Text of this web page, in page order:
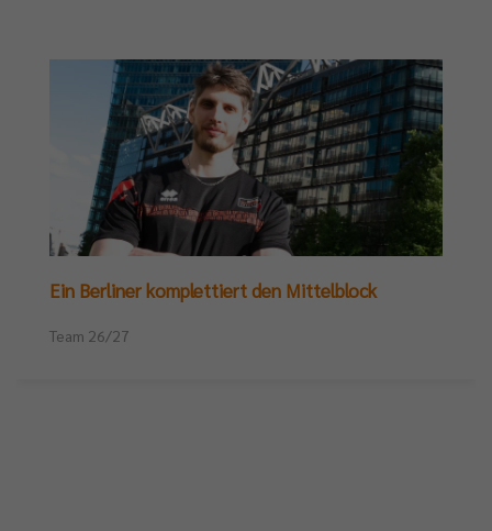
Ein Berliner komplettiert den Mittelblock
Team 26/27